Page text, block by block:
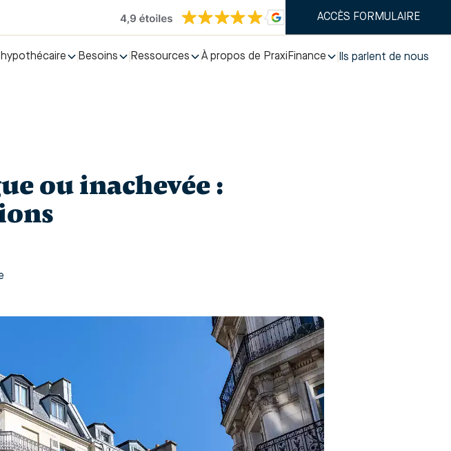
ACCÈS FORMULAIRE
Besoins Ressources À propos de PraxiFinance Ils parlent de nous
ou inachevée :